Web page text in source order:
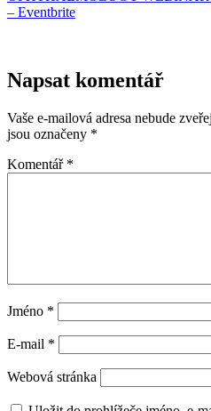
– Eventbrite
Napsat komentář
Vaše e-mailová adresa nebude
jsou označeny *
Komentář *
Jméno *
E-mail *
Webová stránka